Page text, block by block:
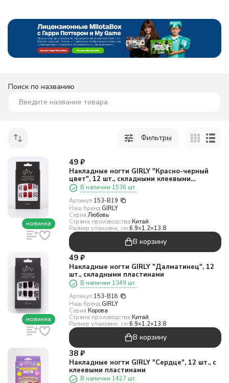
Поиск по названию
Фильтры
новинка
49 ₽
Накладные ногти GIRLY "Красно-черный
цвет", 12 шт., складными клеевыми
пластинами
В наличии 1536 шт.
Артикул:153-B19
Наш бренд:GIRLY
Серия:Любовь
Страна производства:Китай
Размер упаковки, см:6.9×1.2×13.8
В корзину
новинка
49 ₽
Накладные ногти GIRLY "Далматинец", 12
шт., складными пластинами
В наличии 1349 шт.
Артикул:153-B18
Наш бренд:GIRLY
Серия:Корова
Страна производства:Китай
Размер упаковки, см:6.9×1.2×13.8
В корзину
38 ₽
Накладные ногти GIRLY "Сердце", 12 шт., с
клеевыми пластинами
В наличии 1427 шт.